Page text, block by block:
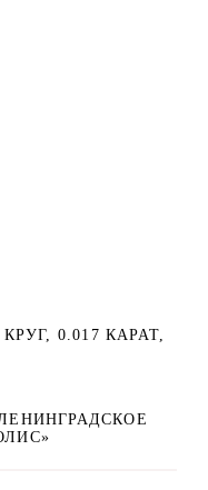
0.017 КАРАТ,